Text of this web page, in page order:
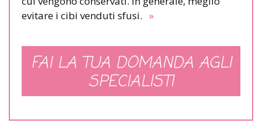
evitare i cibi venduti sfusi. »
FAI LA TUA DOMANDA AGLI
SPECIALISTI